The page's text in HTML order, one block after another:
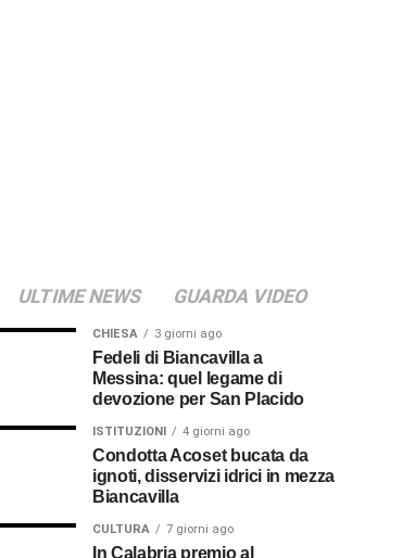
ULTIME NEWS GUARDA VIDEO
CHIESA 3 giorni ago
Fedeli di Biancavilla a
Messina: quel legame di
devozione per San Placido
ISTITUZIONI 4 giorni ago
Condotta Acoset bucata da
ignoti, disservizi idrici in mezza
Biancavilla
CULTURA 7 giorni ago
In Calabria premio al